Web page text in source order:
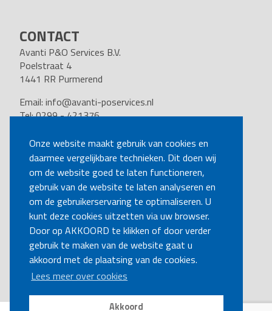
Onze website maakt gebruik van cookies en
daarmee vergelijkbare technieken. Dit doen wij
om de website goed te laten functioneren,
gebruik van de website te laten analyseren en
om de gebruikerservaring te optimaliseren. U
kunt deze cookies uitzetten via uw browser.
Door op AKKOORD te klikken of door verder
gebruik te maken van de website gaat u
akkoord met de plaatsing van de cookies.
Lees meer over cookies
Akkoord
CONTACT
Avanti P&O Services B.V.
Poelstraat 4
1441 RR Purmerend
Email: info@avanti-poservices.nl
Tel: 0299 - 421376
Kvk nummer: 37140121
VOLG ONS
BEL MIJ TERUG
MAAK EEN AFSPRAAK